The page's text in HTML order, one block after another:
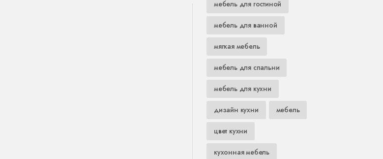
мебель для гостиной
мебель для ванной
мягкая мебель
мебель для спальни
мебель для кухни
дизайн кухни мебель
цвет кухни
кухонная мебель